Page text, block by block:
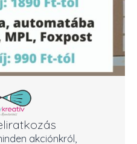
akciónkról,